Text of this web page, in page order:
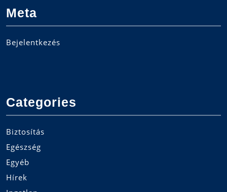
Meta
Bejelentkezés
Categories
Biztosítás
Egészség
Egyéb
Hírek